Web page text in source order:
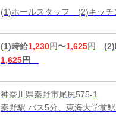
(1)ホールスタッフ (2)キッ
(1)時給1,230円〜1,625円
1,625円
神奈川県秦野市尾尻575-1
秦野駅 バス5分、東海大学前